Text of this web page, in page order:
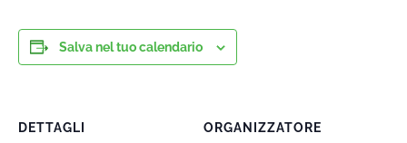
Salva nel tuo calendario
DETTAGLI
ORGANIZZATORE